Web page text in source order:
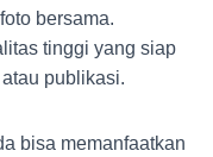
bersama.
tinggi yang siap
publikasi.
bisa memanfaatkan